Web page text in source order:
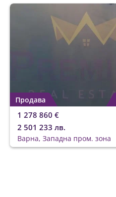
Продава
1 278 860 €
2 501 233 лв.
Варна, Западна пром. зона